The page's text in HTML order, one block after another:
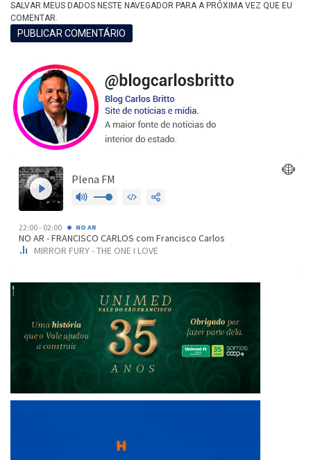
SALVAR MEUS DADOS NESTE NAVEGADOR PARA A PRÓXIMA VEZ QUE EU
COMENTAR.